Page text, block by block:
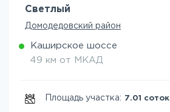
Светлый
Домодедовский район
Каширское шоссе
49 км от МКАД
Площадь участка: 7.01 соток